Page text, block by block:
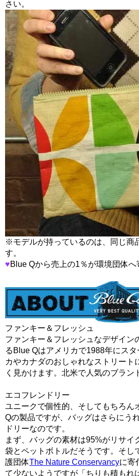
さい。
※モデルが持っているのは、同じ商
す。
♥Blue Qから売上の1％が環境団体へ
ファンキー＆フレッシュ
ファンキー＆フレッシュなデザイン
るBlue Qはアメリカで1988年にス
カやカナダのおしゃれなストリート
く見かけます。北米で人気のブラン
エコフレンドリー
ユニークで個性的、そしてもちろん
Qの製品ですが、バッグはさらにう
ドリーなのです。
まず、バッグの素材は95%がリサイ
袋とペットボトルだそうです。そし
護団体The Nature Conservancyに寄
て少ないようですが「ちりも積もれ